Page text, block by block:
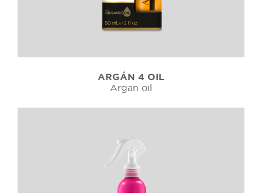
ARGÁN 4 OIL
Argan oil